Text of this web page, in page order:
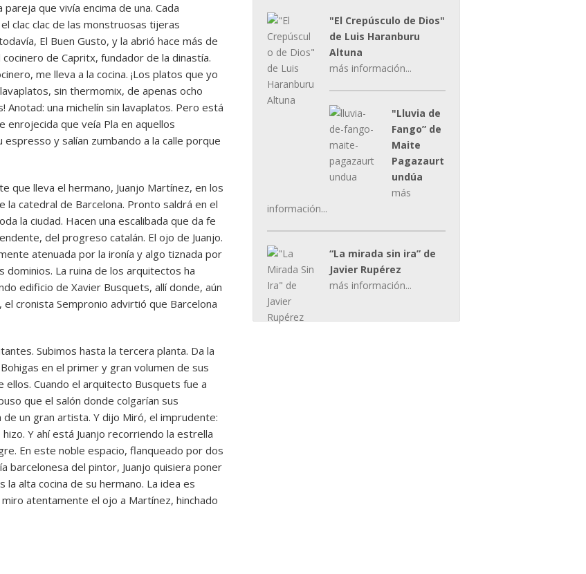
que vivía encima de una. Cada
clac clac de las monstruosas tijeras
El Buen Gusto, y la abrió hace más de
de Capritx, fundador de la dinastía.
me lleva a la cocina. ¡Los platos que yo
sin thermomix, de apenas ocho
una michelín sin lavaplatos. Pero está
que veía Pla en aquellos
y salían zumbando a la calle porque
que lleva el hermano, Juanjo Martínez, en los
catedral de Barcelona. Pronto saldrá en el
la ciudad. Hacen una escalibada que da fe
del progreso catalán. El ojo de Juanjo.
atenuada por la ironía y algo tiznada por
dominios. La ruina de los arquitectos ha
edificio de Xavier Busquets, allí donde, aún
cronista Sempronio advirtió que Barcelona
Subimos hasta la tercera planta. Da la
en el primer y gran volumen de sus
Cuando el arquitecto Busquets fue a
que el salón donde colgarían sus
un gran artista. Y dijo Miró, el imprudente:
Y ahí está Juanjo recorriendo la estrella
En este noble espacio, flanqueado por dos
barcelonesa del pintor, Juanjo quisiera poner
alta cocina de su hermano. La idea es
atentamente el ojo a Martínez, hinchado
"El Crepúsculo de Dios"
de Luis Haranburu
Altuna
más información...
"Lluvia de
Fango” de
Maite
Pagazaurt
undúa
más
información...
“La mirada sin ira” de
Javier Rupérez
más información...